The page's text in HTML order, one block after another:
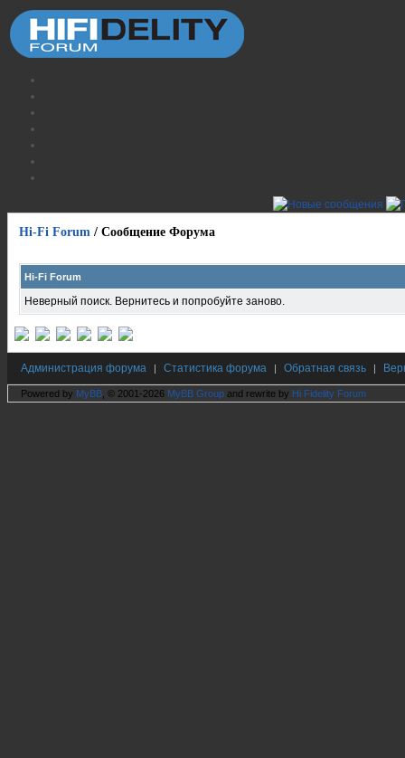
Hi-Fi Forum / Сообщение Форума
Hi-Fi Forum
Неверный поиск. Вернитесь и попробуйте заново.
Администрация форума | Статистика форума | Обратная связь |
Powered by MyBB , © 2001-2026 MyBB Group and rewrite by Hi Fidelity Forum